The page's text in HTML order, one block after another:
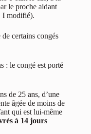
le proche aidant
I modifié).
certains congés
: le congé est porté
de 25 ans, d’une
âgée de moins de
qui est lui-même
à 14 jours